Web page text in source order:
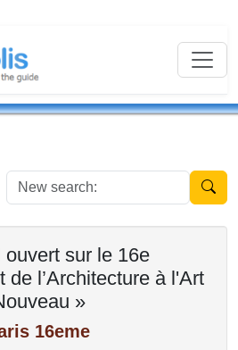
New
sur le 16e
de l’Architecture à l'Art
»
16eme